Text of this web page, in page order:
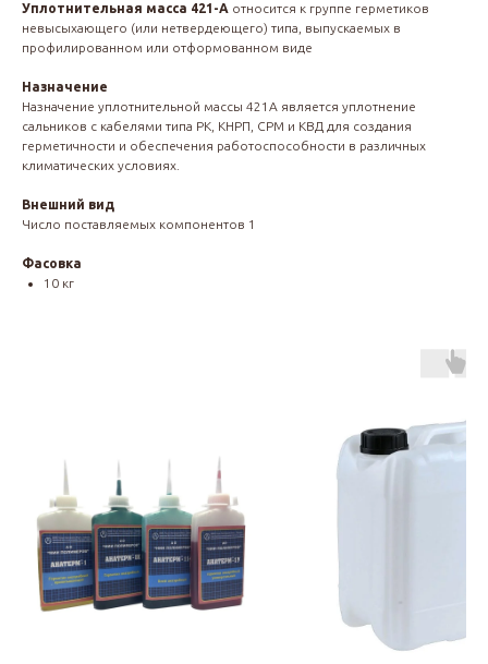
Уплотнительная масса 421-А относится к группе герметиков
невысыхающего (или нетвердеющего) типа, выпускаемых в
профилированном или отформованном виде
Назначение
Назначение уплотнительной массы 421А является уплотнение
сальников с кабелями типа РК, КНРП, СРМ и КВД для создания
герметичности и обеспечения работоспособности в различных
климатических условиях.
Внешний вид
Число поставляемых компонентов 1
Фасовка
10 кг